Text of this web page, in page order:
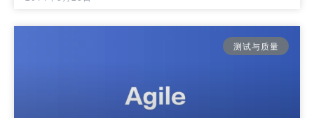
测试与质量